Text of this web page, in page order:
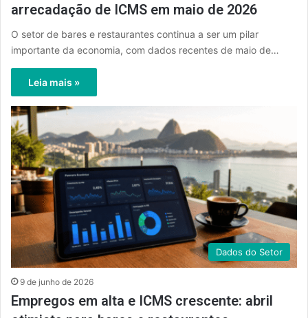
arrecadação de ICMS em maio de 2026
O setor de bares e restaurantes continua a ser um pilar
importante da economia, com dados recentes de maio de…
Leia mais »
Dados do Setor
9 de junho de 2026
Empregos em alta e ICMS crescente: abril